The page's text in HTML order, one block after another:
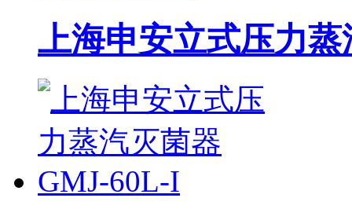
上海申安立式压力